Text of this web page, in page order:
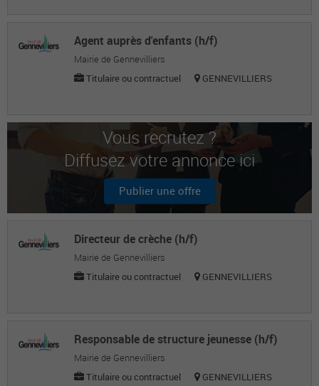
Alexandra S.
Conseiller funéraire
Adjointe de direction
Jean-Michel F.
Chef de service état civil / population
Aurélie B.
Assistante ressources humaines
Agent auprès d'enfants (h/f)
Mairie de Gennevilliers
Titulaire ou contractuel
GENNEVILLIERS
Vous recrutez ?
Diffusez votre annonce ici
Publier une offre
Directeur de crèche (h/f)
Mairie de Gennevilliers
Titulaire ou contractuel
GENNEVILLIERS
Responsable de structure jeunesse (h/f)
Mairie de Gennevilliers
Titulaire ou contractuel
GENNEVILLIERS